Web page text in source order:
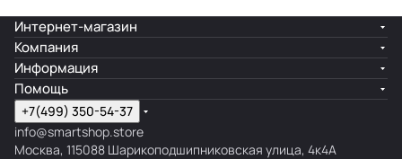
Интернет-магазин
Компания
Информация
Помощь
+7(499) 350-54-37
info@smartshop.store
Москва, 115088 Шарикоподшипниковская улица, 4к4А